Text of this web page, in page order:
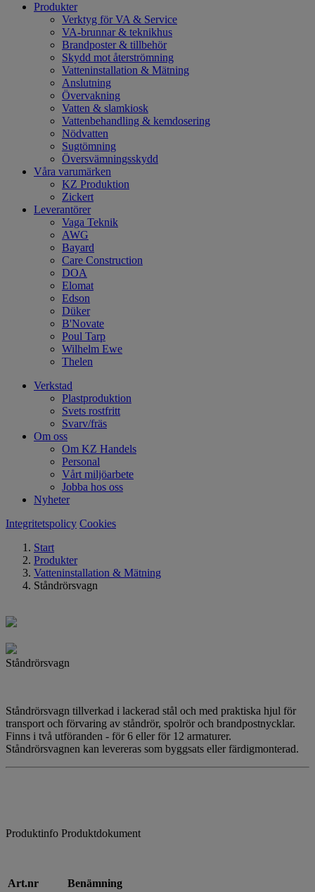
Produkter
Verktyg för VA & Service
VA-brunnar & teknikhus
Brandposter & tillbehör
Skydd mot återströmning
Vatteninstallation & Mätning
Anslutning
Övervakning
Vatten & slamkiosk
Vattenbehandling & kemdosering
Nödvatten
Sugtömning
Översvämningsskydd
Våra varumärken
KZ Produktion
Zickert
Leverantörer
Vaga Teknik
AWG
Bayard
Care Construction
DOA
Elomat
Edson
Düker
B'Novate
Poul Tarp
Wilhelm Ewe
Thelen
Verkstad
Plastproduktion
Svets rostfritt
Svarv/fräs
Om oss
Om KZ Handels
Personal
Vårt miljöarbete
Jobba hos oss
Nyheter
Integritetspolicy Cookies
Start
Produkter
Vatteninstallation & Mätning
Ståndrörsvagn
Ståndrörsvagn
Ståndrörsvagn tillverkad i lackerad stål och med praktiska hjul för
transport och förvaring av ståndrör, spolrör och brandpostnycklar.
Finns i två utföranden - för 6 eller för 12 armaturer.
Ståndrörsvagnen kan levereras som byggsats eller färdigmonterad.
Produktinfo Produktdokument
Art.nr
Benämning